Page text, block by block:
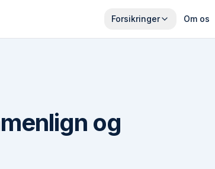
Forsikringer Om os
og